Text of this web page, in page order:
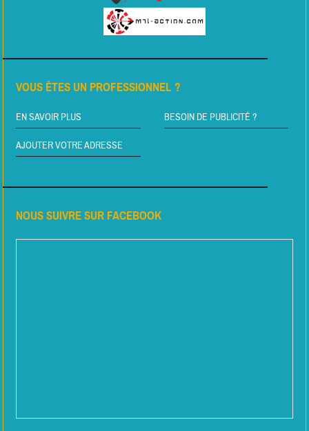
VOUS ÊTES UN PROFESSIONNEL ?
EN SAVOIR PLUS BESOIN DE PUBLICITÉ ?
AJOUTER VOTRE ADRESSE
NOUS SUIVRE SUR FACEBOOK